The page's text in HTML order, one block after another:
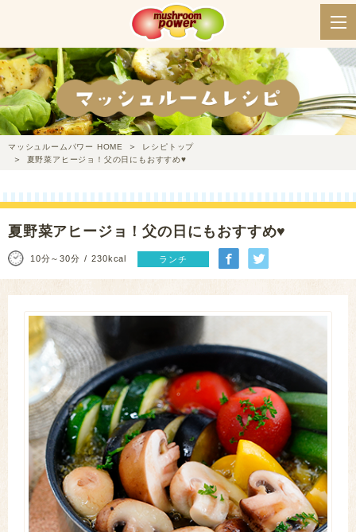
マッシュルームパワー HOME
レシピトップ
夏野菜アヒージョ！父の日にもおすすめ♥
夏野菜アヒージョ！父の日にもおすすめ♥
10分～30分 230kcal ランチ